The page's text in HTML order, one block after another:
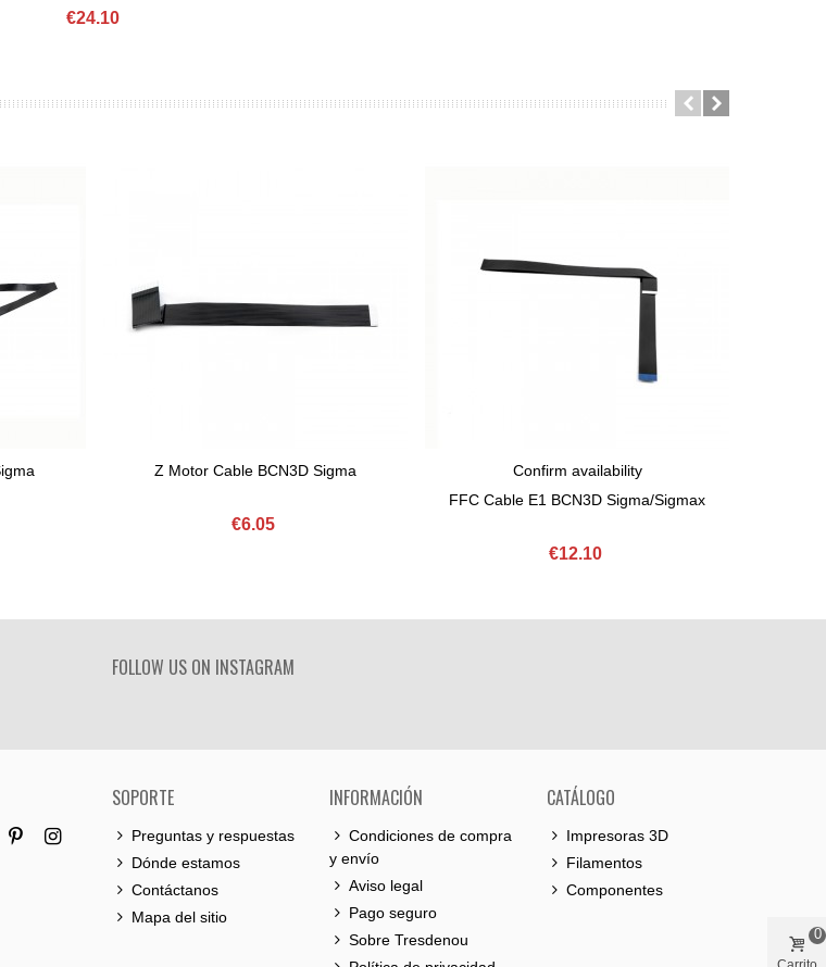
€24.10
Add To Basket
Z Motor Cable BCN3D Sigma
€6.05
View More
Confirm availability
FFC Cable E1 BCN3D Sigma/Sigmax
€12.10
FOLLOW US ON INSTAGRAM
SOPORTE
Preguntas y respuestas
Dónde estamos
Contáctanos
Mapa del sitio
INFORMACIÓN
Condiciones de compra
y envío
Aviso legal
Pago seguro
Sobre Tresdenou
CATÁLOGO
Impresoras 3D
Filamentos
Componentes
0